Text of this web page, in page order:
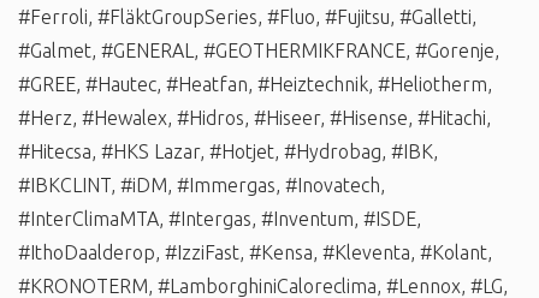
#Ferroli, #FläktGroupSeries, #Fluo, #Fujitsu, #Galletti,
#Galmet, #GENERAL , #GEOTHERMIKFRANCE, #Gorenje,
#GREE, #Hautec, #Heatfan, #Heiztechnik, #Heliotherm,
#Herz, #Hewalex, #Hidros, #Hiseer, #Hisense, #Hitachi,
#Hitecsa, #HKS Lazar, #Hotjet, #Hydrobag, #IBK,
#IBKCLINT, #iDM, #Immergas, #Inovatech,
#InterClimaMTA, #Intergas, #Inventum, #ISDE,
#IthoDaalderop, #IzziFast, #Kensa, #Kleventa, #Kolant,
#KRONOTERM, #LamborghiniCaloreclima, #Lennox, #LG,